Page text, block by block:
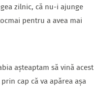
zilnic, că nu-i ajunge
pentru a avea mai
așteaptam să vină acest
cap că va apărea așa